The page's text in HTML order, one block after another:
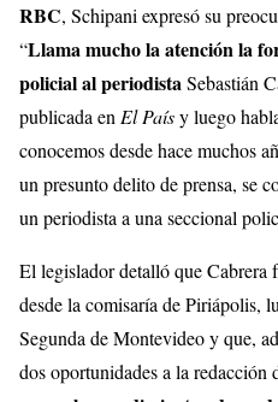
RBC, Schipani expresó su
“Llama mucho la atención la
policial al periodistaSebastián
publicada enEl Paísy luego
conocemos desde hace muchos
un presunto delito de prensa, se
un periodista a una seccional
El legislador detalló que Cabrera
desde la comisaría de Piriápolis,
Segunda de Montevideo y que,
dos oportunidades a la redacción